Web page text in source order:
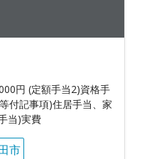
円 (定額手当2)資格手
付記事項)住居手当、家
当)実費
市